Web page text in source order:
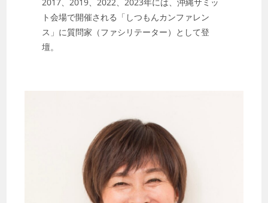
ト会場で開催される「しつもんカンファレン
ス」に質問家（ファシリテーター）として登
壇。